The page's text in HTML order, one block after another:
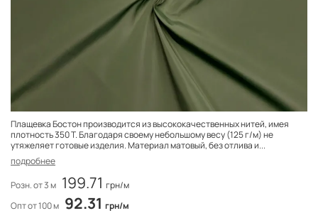
Плащевка Бостон производится из высококачественных нитей, имея
плотность 350 Т. Благодаря своему небольшому весу (125 г/м) не
утяжеляет готовые изделия. Материал матовый, без отлива и...
подробнее
Розн. от 3 м 199.71 грн/м
Опт от 100 м 92.31 грн/м